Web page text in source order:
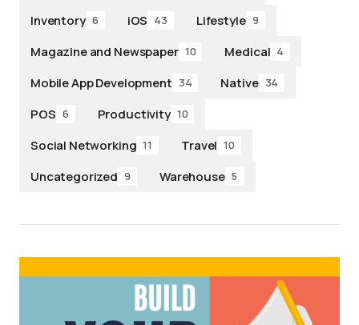
Inventory 6 iOS 43 Lifestyle 9
Magazine and Newspaper 10 Medical 4
Mobile App Development 34 Native 34
POS 6 Productivity 10
Social Networking 11 Travel 10
Uncategorized 9 Warehouse 5